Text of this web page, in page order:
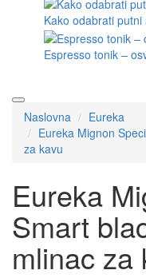
Kako odabrati
Espresso tonik –
Naslovna
Eureka
Eureka Mignon
za kavu
Eureka
Smart
mlinac za